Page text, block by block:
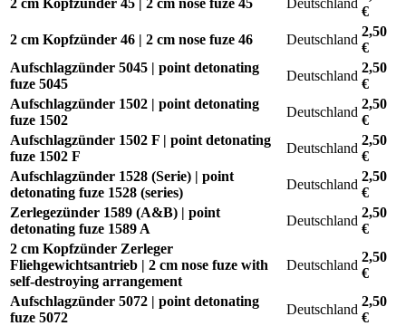
€
2 cm Kopfzünder 46 | 2 cm nose fuze 46
Deutschland
2,50
€
Aufschlagzünder 5045 | point detonating
fuze 5045
Deutschland
2,50
€
Aufschlagzünder 1502 | point detonating
fuze 1502
Deutschland
2,50
€
Aufschlagzünder 1502 F | point detonating
fuze 1502 F
Deutschland
2,50
€
Aufschlagzünder 1528 (Serie) | point
detonating fuze 1528 (series)
Deutschland
2,50
€
Zerlegezünder 1589 (A&B) | point
detonating fuze 1589 A
Deutschland
2,50
€
2 cm Kopfzünder Zerleger
Fliehgewichtsantrieb | 2 cm nose fuze with
self-destroying arrangement
Deutschland
2,50
€
Aufschlagzünder 5072 | point detonating
fuze 5072
Deutschland
2,50
€